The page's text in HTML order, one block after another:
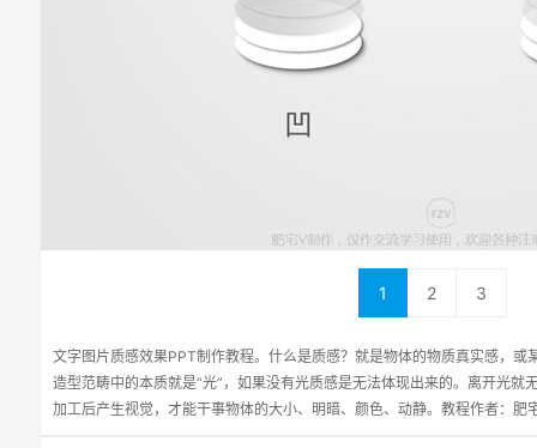
1 2 3
文字图片质感效果PPT制作教程。什么是质感？就是物体的物质真实感，
造型范畴中的本质就是“光”，如果没有光质感是无法体现出来的。离开光就
加工后产生视觉，才能干事物体的大小、明暗、颜色、动静。教程作者：肥